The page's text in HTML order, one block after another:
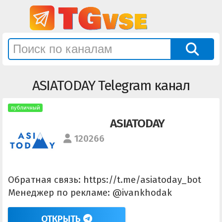
ASIATODAY Telegram канал
публичный
ASIATODAY
120266
Обратная связь: https://t.me/asiatoday_bot
Менеджер по рекламе: @ivankhodak
ОТКРЫТЬ